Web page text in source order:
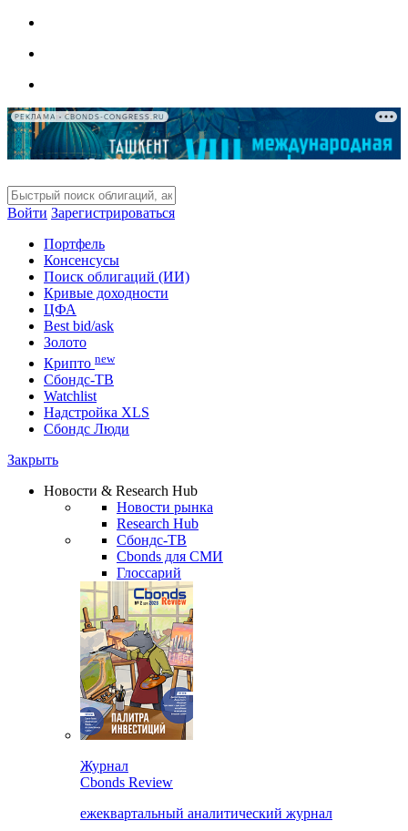
РЕКЛАМА • CBONDS-CONGRESS.RU
Войти Зарегистрироваться
Портфель
Консенсусы
Поиск облигаций (ИИ)
Кривые доходности
ЦФА
Best bid/ask
Золото
Крипто new
Сбондс-ТВ
Watchlist
Надстройка XLS
Сбондс Люди
Закрыть
Новости & Research Hub
Новости рынка
Research Hub
Сбондс-ТВ
Cbonds для СМИ
Глоссарий
Журнал
Cbonds Review
ежеквартальный аналитический журнал